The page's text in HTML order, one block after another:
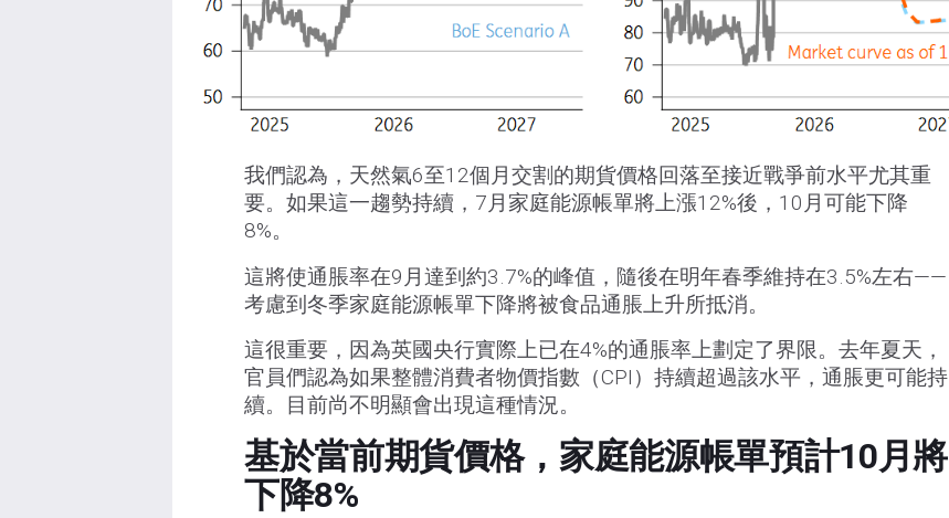
我們認為，天然氣6至12個月交割的期貨價格回落至接近戰爭前水平尤其重
要。如果這一趨勢持續，7月家庭能源帳單將上漲12%後，10月可能下降
8%。
這將使通脹率在9月達到約3.7%的峰值，隨後在明年春季維持在3.5%左右——
考慮到冬季家庭能源帳單下降將被食品通脹上升所抵消。
這很重要，因為英國央行實際上已在4%的通脹率上劃定了界限。去年夏天，
官員們認為如果整體消費者物價指數（CPI）持續超過該水平，通脹更可能持
續。目前尚不明顯會出現這種情況。
基於當前期貨價格，家庭能源帳單預計10月將
下降8%